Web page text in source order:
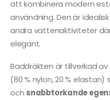
att kombinera modern
användning. Den är
andra vattenaktiviteter
elegant.
Baddräkten är tillverkad av
(80 % nylon, 20 % elastan)
och snabbtorkande